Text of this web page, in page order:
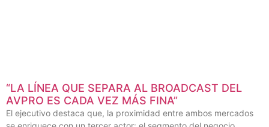
“LA LÍNEA QUE SEPARA AL BROADCAST DEL
AVPRO ES CADA VEZ MÁS FINA”
El ejecutivo destaca que, la proximidad entre ambos mercados